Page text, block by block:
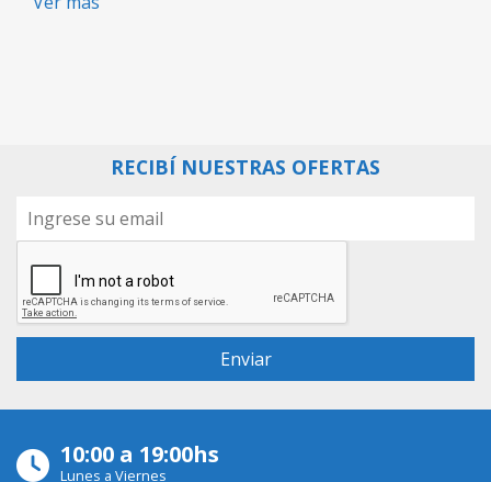
RECIBÍ NUESTRAS OFERTAS
10:00 a 19:00hs
Lunes a Viernes